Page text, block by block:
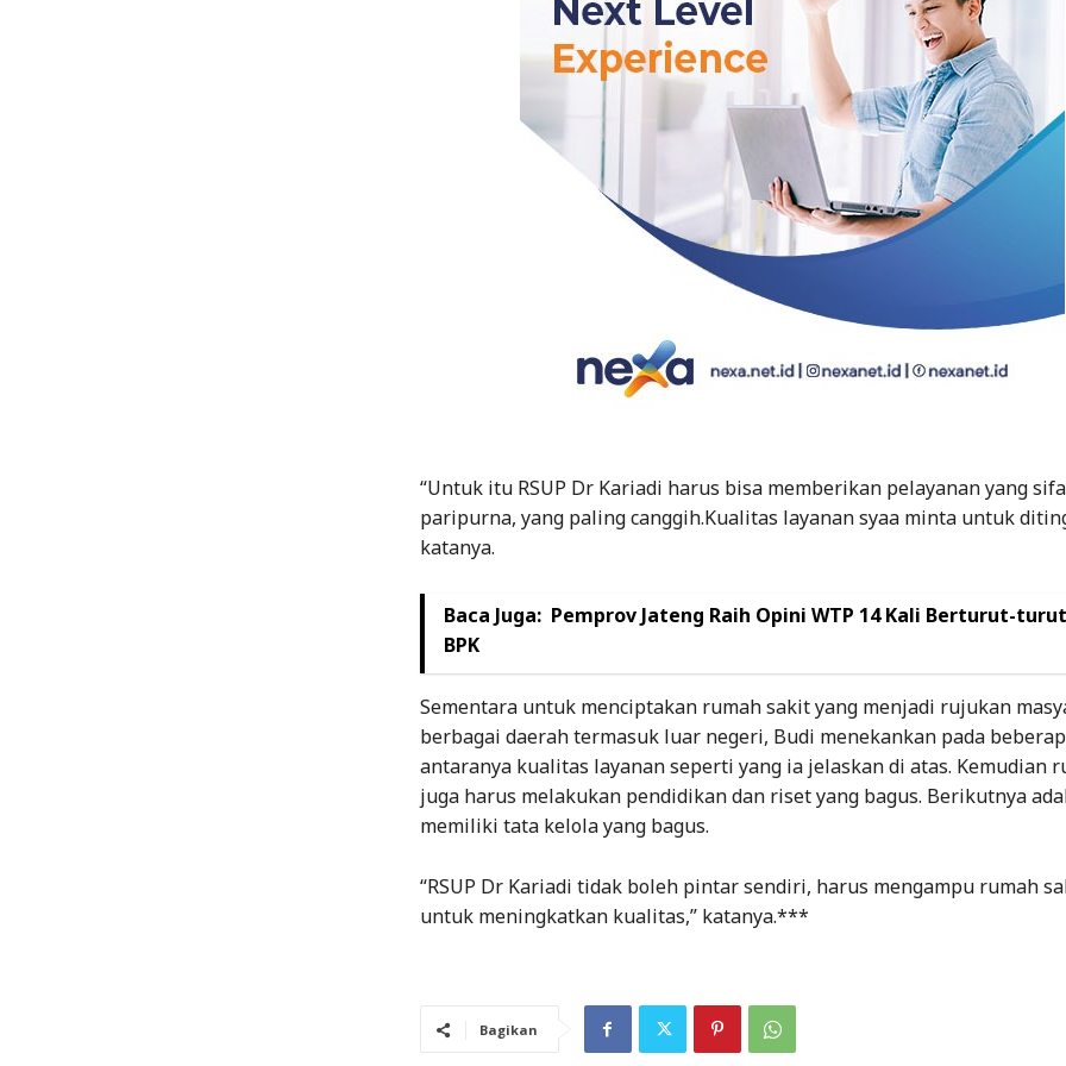
“Untuk itu RSUP Dr Kariadi harus bisa memberikan pelayanan yang
paripurna, yang paling canggih.Kualitas layanan syaa minta untuk
katanya.
Baca Juga: Pemprov Jateng Raih Opini WTP 14 Kali Berturut-
BPK
Sementara untuk menciptakan rumah sakit yang menjadi rujukan
berbagai daerah termasuk luar negeri, Budi menekankan pada
antaranya kualitas layanan seperti yang ia jelaskan di atas. Kemudian
juga harus melakukan pendidikan dan riset yang bagus. Berikutnya
memiliki tata kelola yang bagus.
“RSUP Dr Kariadi tidak boleh pintar sendiri, harus mengampu rumah
untuk meningkatkan kualitas,” katanya.***
Bagikan